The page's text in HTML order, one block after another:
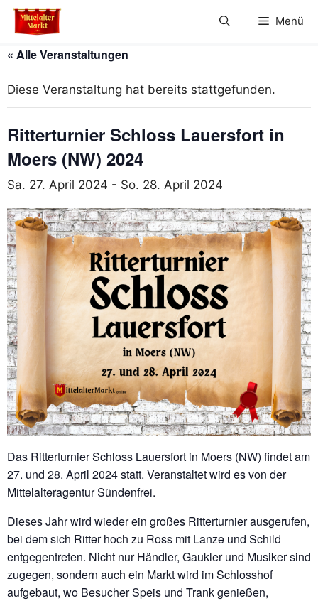
Zum
Inhalt
Menü
« Alle Veranstaltungen
Diese Veranstaltung hat bereits stattgefunden.
Ritterturnier Schloss Lauersfort in
Moers (NW) 2024
Sa. 27. April 2024 - So. 28. April 2024
Das Ritterturnier Schloss Lauersfort in Moers (NW) findet am
27. und 28. April 2024 statt. Veranstaltet wird es von der
Mittelalteragentur Sündenfrei.
Dieses Jahr wird wieder ein großes Ritterturnier ausgerufen,
bei dem sich Ritter hoch zu Ross mit Lanze und Schild
entgegentreten. Nicht nur Händler, Gaukler und Musiker sind
zugegen, sondern auch ein Markt wird im Schlosshof
aufgebaut, wo Besucher Speis und Trank genießen,